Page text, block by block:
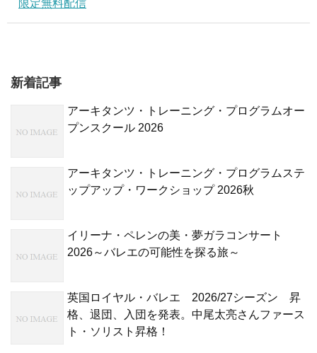
限定無料配信
新着記事
アーキタンツ・トレーニング・プログラムオー
プンスクール 2026
アーキタンツ・トレーニング・プログラムステ
ップアップ・ワークショップ 2026秋
イリーナ・ペレンの美・夢ガラコンサート
2026～バレエの可能性を探る旅～
英国ロイヤル・バレエ 2026/27シーズン 昇
格、退団、入団を発表。中尾太亮さんファース
ト・ソリスト昇格！